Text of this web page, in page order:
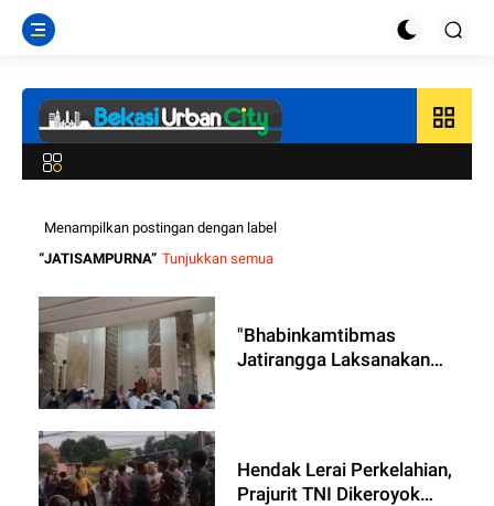
grid_view
Menampilkan postingan dengan label
JATISAMPURNA
Tunjukkan semua
"Bhabinkamtibmas
Jatirangga Laksanakan
Hendak Lerai Perkelahian,
Prajurit TNI Dikeroyok